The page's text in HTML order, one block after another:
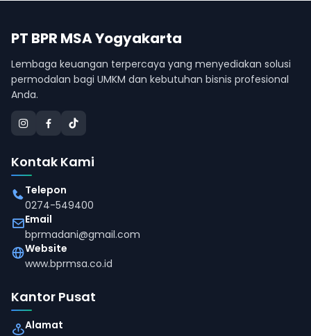
PT BPR MSA Yogyakarta
Lembaga keuangan terpercaya yang menyediakan solusi
permodalan bagi UMKM dan kebutuhan bisnis profesional
Anda.
Kontak Kami
Telepon
0274-549400
Email
bprmadani@gmail.com
Website
www.bprmsa.co.id
Kantor Pusat
Alamat